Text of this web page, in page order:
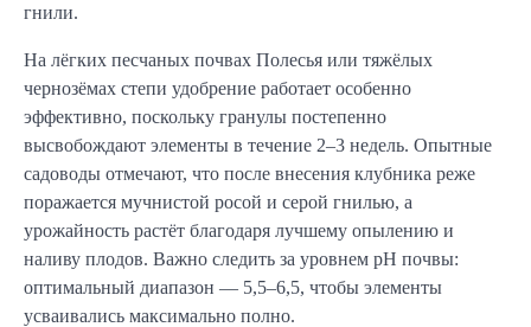
гнили.
На лёгких песчаных почвах Полесья или тяжёлых
чернозёмах степи удобрение работает особенно
эффективно, поскольку гранулы постепенно
высвобождают элементы в течение 2–3 недель. Опытные
садоводы отмечают, что после внесения клубника реже
поражается мучнистой росой и серой гнилью, а
урожайность растёт благодаря лучшему опылению и
наливу плодов. Важно следить за уровнем pH почвы:
оптимальный диапазон — 5,5–6,5, чтобы элементы
усваивались максимально полно.